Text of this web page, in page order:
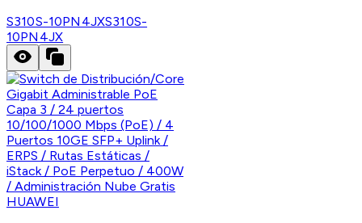
S310S-10PN4JXS310S-
10PN4JX
HUAWEI